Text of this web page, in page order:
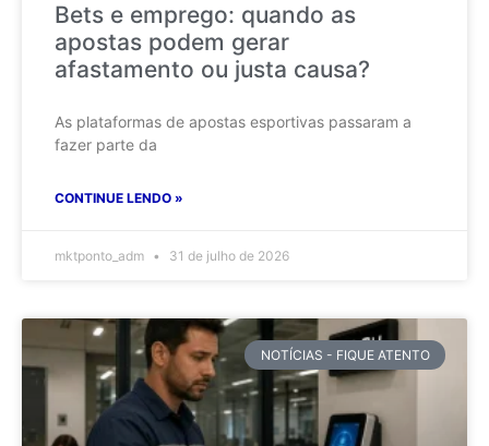
Bets e emprego: quando as
apostas podem gerar
afastamento ou justa causa?
As plataformas de apostas esportivas passaram a
fazer parte da
CONTINUE LENDO »
mktponto_adm 31 de julho de 2026
NOTÍCIAS - FIQUE ATENTO